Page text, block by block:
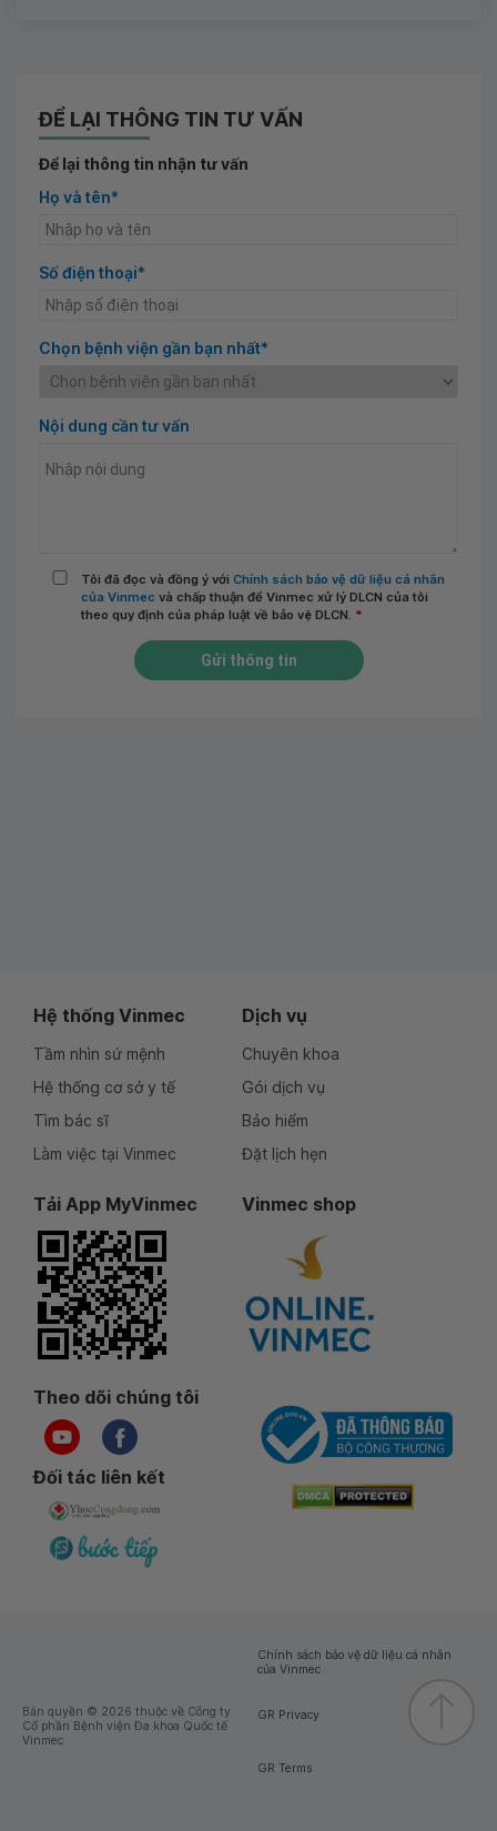
ĐỂ LẠI THÔNG TIN TƯ VẤN
Để lại thông tin nhận tư vấn
Họ và tên*
Số điện thoại*
Chọn bệnh viện gần bạn nhất*
Nội dung cần tư vấn
Tôi đã đọc và đồng ý với Chính sách bảo vệ dữ liệu cá nhân
của Vinmec và chấp thuận để Vinmec xử lý DLCN của tôi
theo quy định của pháp luật về bảo vệ DLCN. *
Gửi thông tin
Hệ thống Vinmec
Tầm nhìn sứ mệnh
Hệ thống cơ sở y tế
Tìm bác sĩ
Làm việc tại Vinmec
Dịch vụ
Chuyên khoa
Gói dịch vụ
Bảo hiểm
Đặt lịch hẹn
Tải App MyVinmec Vinmec shop
Theo dõi chúng tôi
Đối tác liên kết
Bản quyền © 2026 thuộc về Công ty
Cổ phần Bệnh viện Đa khoa Quốc tế
Vinmec
Chính sách bảo vệ dữ liệu cá nhân
của Vinmec
GR Privacy
GR Terms